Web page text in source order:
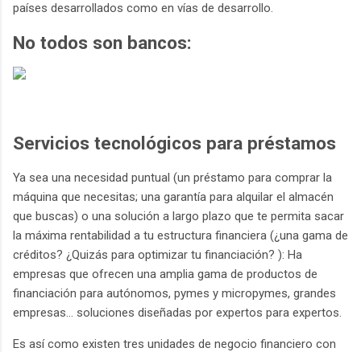
países desarrollados como en vías de desarrollo.
No todos son bancos:
Servicios tecnológicos para préstamos
Ya sea una necesidad puntual (un préstamo para comprar la
máquina que necesitas; una garantía para alquilar el almacén
que buscas) o una solución a largo plazo que te permita sacar
la máxima rentabilidad a tu estructura financiera (¿una gama de
créditos? ¿Quizás para optimizar tu financiación? ): Ha
empresas que ofrecen una amplia gama de productos de
financiación para autónomos, pymes y micropymes, grandes
empresas... soluciones diseñadas por expertos para expertos.
Es así como existen tres unidades de negocio financiero con